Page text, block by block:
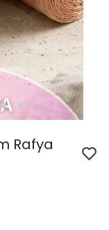
Rafya